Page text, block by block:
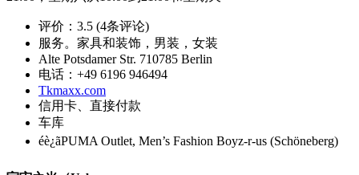
评价：3.5 (4条评论)
服务。家具和装饰，男装，女装
Alte Potsdamer Str. 710785 Berlin
电话：+49 6196 946494
Tkmaxx.com
信用卡、直接付款
车库
éè¿ãPUMA Outlet, Men’s Fashion Boyz-r-us (Schöneberg)